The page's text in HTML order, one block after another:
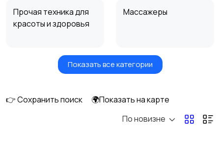
Прочая техника для
красоты и здоровья
Массажеры
Фены и стайлеры Напольные весы
Бритвы и эпиляторы
Показать все категории
👉 Сохранить поиск
🌍Показать на карте
По новизне